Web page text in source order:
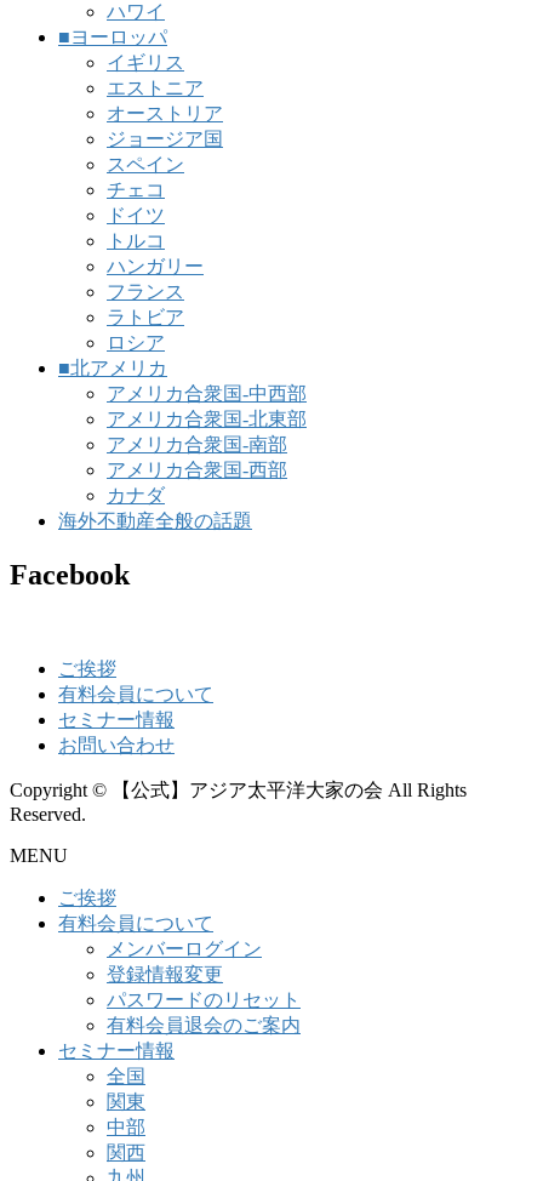
ハワイ
■ヨーロッパ
イギリス
エストニア
オーストリア
ジョージア国
スペイン
チェコ
ドイツ
トルコ
ハンガリー
フランス
ラトビア
ロシア
■北アメリカ
アメリカ合衆国-中西部
アメリカ合衆国-北東部
アメリカ合衆国-南部
アメリカ合衆国-西部
カナダ
海外不動産全般の話題
Facebook
ご挨拶
有料会員について
セミナー情報
お問い合わせ
Copyright © 【公式】アジア太平洋大家の会 All Rights
Reserved.
MENU
ご挨拶
有料会員について
メンバーログイン
登録情報変更
パスワードのリセット
有料会員退会のご案内
セミナー情報
全国
関東
中部
関西